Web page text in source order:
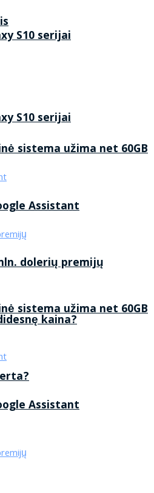
S10 serijai
sistema užima net 60GB
Assistant
S10 serijai
sistema užima net 60GB
Assistant
dolerių premijų
kaina?